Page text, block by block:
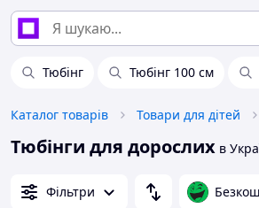
Тюбінг Тюбінг 100 см
Каталог товарів Товари для дітей
Тюбінги для дорослих в
Фільтри